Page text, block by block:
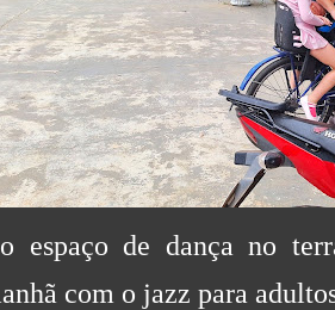
espaço de dança no
com o jazz para